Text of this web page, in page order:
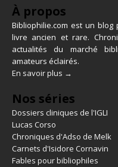
À propos
Bibliophilie.com est un
livre ancien et rare.
actualités du marché
amateurs éclairés.
En savoir plus →
Nos séries
Dossiers cliniques de l'IGLI
Lucas Corso
Chroniques d'Adso de Melk
Carnets d'Isidore Cornavin
Fables pour bibliophiles